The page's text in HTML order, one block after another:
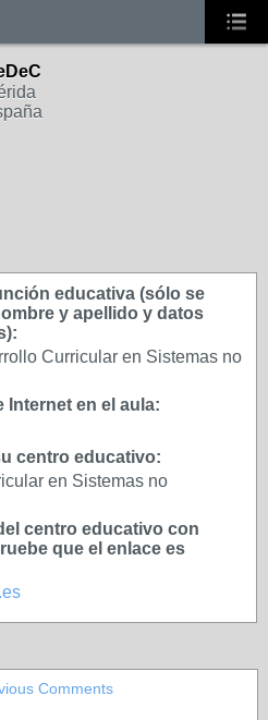
educativa (sólo se
y apellido y datos
Curricular en Sistemas no
Internet en el aula:
centro educativo:
en Sistemas no
centro educativo con
que el enlace es
Comments